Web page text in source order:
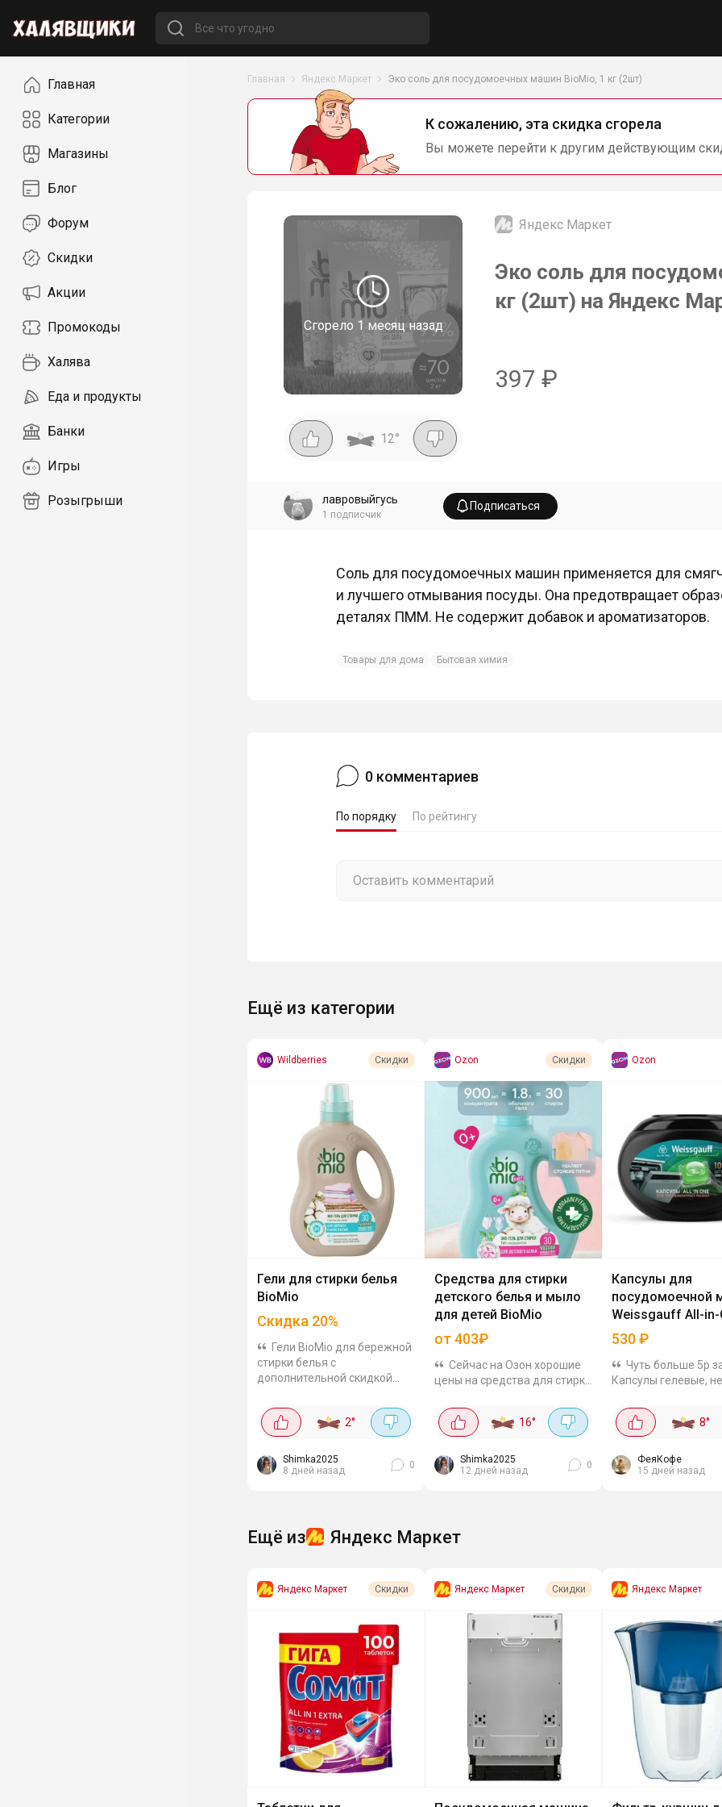
НавигацияГлавная
Категории
Магазины
Блог
Форум
Скидки
Акции
Промокоды
Халява
Еда и продукты
Банки
Игры
Розыгрыши
Главная Яндекс Маркет Эко соль для посудомоечных машин BioMio, 1 кг (2шт)
К сожалению, эта скидка сгорела
Вы можете перейти к другим действующим
Сгорело 1 месяц назад
Яндекс Маркет
Эко соль для
кг (2шт) на Яндекс
397 ₽
12°
лавровыйгусь
1 подписчик
Подписаться
Соль для посудомоечных машин применяется для
и лучшего отмывания посуды. Она предотвращает
деталях ПММ. Не содержит добавок и ароматизаторов.
Товары для дома Бытовая химия
0 комментариев
По порядку По рейтингу
Ещё из категории
Wildberries Скидки
Гели для стирки белья
BioMio
Скидка 20%
Гели BioMio для бережной
стирки белья с
дополнительной скидкой
разных типов тканей.
Собрала подборку: для
детского белья, 900мл за
389₽. Гель 0+,...
2°
Shimka2025
8 дней назад
0
Ozon Скидки
Средства для стирки
детского белья и мыло
для детей BioMio
от 403₽
Сейчас на Озон хорошие
цены на средства для стирки
мыла. Товары
гипоаллергенные, 0+. Мыло
SOAP BABY 300 мл х 2шт за
430₽....
16°
Shimka2025
12 дней назад
0
Ozon
Капсулы для
посудомоечной
Weissgauff All-in-
100 шт
530₽
Чуть больше 5р
Капсулы гелевые, не
любимые кружки с
отмывают бережно.
8°
ФеяКофе
15 дней назад
Ещё из Яндекс Маркет
Яндекс Маркет Скидки Яндекс Маркет Скидки Яндекс Маркет